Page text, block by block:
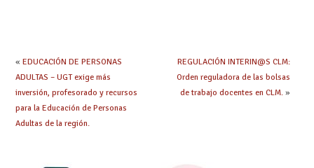
« EDUCACIÓN DE PERSONAS
ADULTAS – UGT exige más
inversión, profesorado y recursos
para la Educación de Personas
Adultas de la región.
REGULACIÓN INTERIN@S CLM:
Orden reguladora de las bolsas
de trabajo docentes en CLM.»